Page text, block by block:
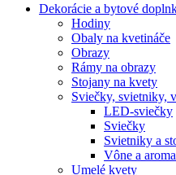
Dekorácie a bytové
Hodiny
Obaly na kvetináče
Obrazy
Rámy na obrazy
Stojany na kvety
Sviečky, svietniky,
LED-sviečky
Sviečky
Svietniky a
Vône a
Umelé kvety